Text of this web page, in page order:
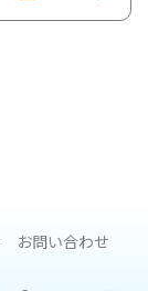
お問い合わせ